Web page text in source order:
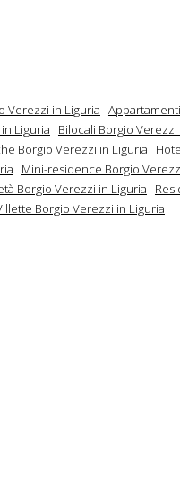
Verezzi in Liguria Appartamenti
Liguria
Bilocali Borgio Verezzi
Borgio Verezzi in Liguria
Mini-residence Borgio
Borgio Verezzi in Liguria
Borgio Verezzi in Liguria